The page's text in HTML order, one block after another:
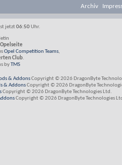
Archiv
jetzt06:50Uhr.
Opel Competition Teams,
Club.
byTMS
& AddonsCopyright © 2026 DragonByte
& AddonsCopyright © 2026 DragonByte
Copyright © 2026 DragonByte Technologies Ltd.
Copyright © 2026 DragonByte Technologies